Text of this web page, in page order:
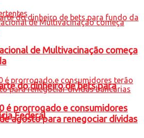
do dinheiro de bets para
Federal
de Multivacinação começa
é prorrogado e consumidores
agosto para renegociar dívidas